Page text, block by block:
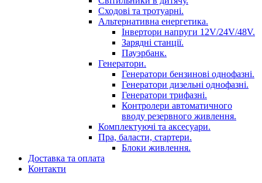
Сходові та тротуарні.
Альтернативна енергетика.
Інвертори напруги 12V/24V/48V.
Зарядні станції.
Пауэрбанк.
Генератори.
Генератори бензинові однофазні.
Генератори дизельні однофазні.
Генератори трифазні.
Контролери автоматичного
вводу резервного живлення.
Комплектуючі та аксесуари.
Пра, баласти, стартери.
Блоки живлення.
Доставка та оплата
Контакти